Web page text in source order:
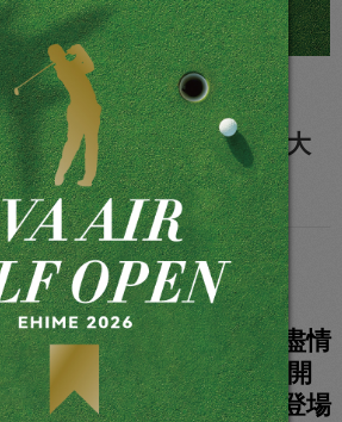
開賽 日本愛媛站11月盛大
沉浸四國溫泉與美食之旅
高爾夫旅遊
跟著長榮航空全球盡情
揮桿 首屆高爾夫公開
賽布里斯本站華麗登場